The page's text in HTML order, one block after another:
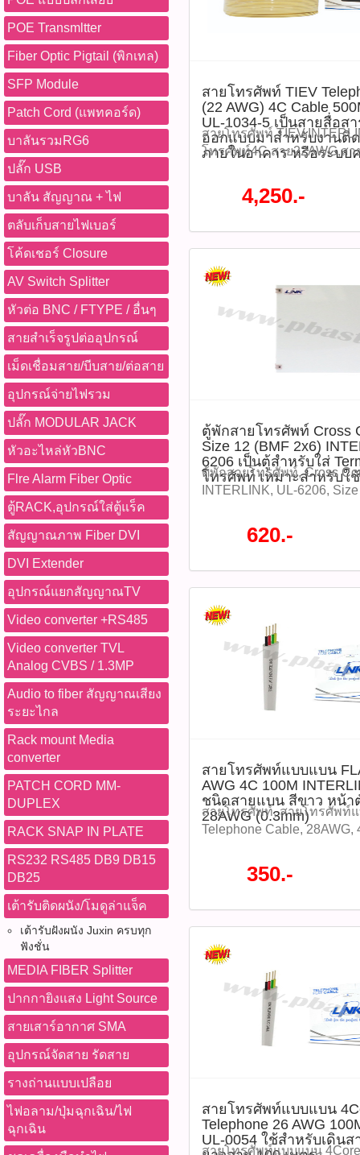
POE Transmltter
Fiber Optic Pigtail (พิกเทล)
SFP Module
Patch Cord (แพทคอร์ด)
บาลันรวมRG6
ปลั๊ก USB
บาลัน สัญญาณ + ไฟ
ตลับเก็บสายไฟเบอร์
โค้ดเชอร์ Closure
AV Switch Splitter
หัวต่อ BNC / FTYPE / อื่นๆ
สายสำเร็จรูปต่ออุปกรณ์
เม็ดเชื่อมสาย/บีบสาย/ต่อสาย
อุปกรณ์จ่ายไฟรวม
ปลั๊ก MODULAR JACK
หัวอะไหล่หัวBNC
Flre Alarm Fiber Optic
ตู้RACK,อุปกรณ์ใส่ตู้แร็ค
สัญญาณภาพ Fiber DVI
DVI Extender
อุปกรณ์แยกสัญญาณTV
Video converter +RS485
Video converter TVL
Analog CVBS / 1.3MP
Audio to fiber สัญญาณเสียง
ระยะไกล
Rack mount Media
converter
PATCH CORD MM-
DUPLEX
RACK SNAP IN PLATE
RS232 RS485 DB9 DB15
DB25
เต้ารับติดผนัง/โมดูล่าแจ็ค
เต้ารับฝังผนัง Juxin ครบทุก
ฟังชั่น
MEDIA FIBER Splitter
ปากกายิงแสง Light Source
สายเสาร์อากาศ SMA
อุปกรณ์จัดสาย รัดสาย
รางถ่านแบบเปลือย
ไฟอลาม/ปุ่มฉุกเฉิน/ไฟ
ฉุกเฉิน
สายโทรศัพท์ TIEV
(22 AWG) 4C Cable
UL-1034-5 เป็นสายสื่อ
ออกแบบมาสำหรับงานติ
ภายในอาคาร หรือระบบ
สายโทรศัพท์
โทรศัพท์4C,สาย22AWG,สา
สัญญาณ,สายภายในอาคาร,
โทรศัพท์ TIEV Telephone
ควบคุมต่าง ๆ ที่ใช้กระแสไ
ยาว 500 เมตร ในรูปแบบ
ตั้งที่สะดวก และประหยัดต้
ใหญ่ INTERLINK
สูงสุด 70% จากปกติ ราคา
ราคา 4,250 บาท รุ่น : UL-
PVC (Polyvinyl Chloride) -
เทา ทนต่อการเสียดสี - ควา
(Reelex Coil) - รองรับแรง
Voltage) - เหมาะสำหรับกา
เชื่อมต่อระบบโทรศัพท์ภาย
แนวตั้งภายในท่อร้อยสาย ห
พื้นที่ปลอดภัยภายในอาคาร
กลางแจ้ง หรือในที่ที่โดนน้
แสงแดดโดยตรง Diagram
ต่อ) ข้อดี ประโยชน์ในการ
ระวัง ข้อดี / ประโยชน์: - ส
อุปกรณ์สื่อสาร - ความยาว
งานติดตั้งในโครงการขนา
ข้อควรระวัง: - ไม่ควรใช้ง
ในพื้นที่ที่มีน้ำหรือความชื้นสู
ที่จะได้รับ - สายโทรศัพท์
(Reelex Coil) TAGS: สาย
โทรศัพท์
โทรศัพท์4C,สาย22AWG,สา
โทรศัพท์500เมตร,สายสื่อส
สัญญาณ,สายภายในอาคาร
ติดตามโปรโมชั่นทั้ง
หมด
ที่นี้ 065-862-4063(sale โ
2686 (sale ตี๋)
4,250.-
ตู้พักสายโทรศัพท์ Cross
Size 12 (BMF 2x6)
6206 เป็นตู้สำหรับใส่
โทรศัพท์ เหมาะสำหรับใ
ตู้พักสายโทรศัพท์, Cross
INTERLINK, UL-6206,
โทรศัพท์, PABX, 120 คู่สาย
Network Cabinet, Steel
Terminal ของระบบโทรศัพ
อาคาร ใช้งานร่วมกับตู้ชุม
ระบบตู้สาขาเพื่อกระจายส
ไปตามจุดหรือชั้น ต่างๆ โด
สายได้ตามที่ใช้งาน
SALE 2026 ลดสูงสุด 70%
ออกแบบมาให้รองรับระบบ
อื่น ๆ -สามารถติดตั้ง BMF
หลังจากติดตั้งตู้แล้ว โดยมีน็
-พื้นที่ภายในตู้กว้างขวาง พ
ภายในตู้สำหรับการจัดการ
UL-6206, Size 12, BMF
สื่อสาร, ตู้เชื่อมสาย, ตู้พักส
PABX, 120 คู่สาย,
Cabinet, Steel Cabinet, ติ
อุปกรณ์โทรคมนาคม ติดต
หมด
2686 (sale ตี๋)
620.-
สายโทรศัพท์แบบแบน
AWG 4C 100M
ชนิดสายแบน สีขาว หน้า
28AWG (0.3mm)
สายโทรศัพท์, สายโทรศัพท์
Telephone Cable, 28AWG,
โทรศัพท์บ้าน, สายโทรศัพท์
โทรศัพท์RJ11, เคเบิลโทร
(0.3mm) INTERLINK
ลดสูงสุด 70% จากปกติ รา
ราคา 350 บาท tags:สายโ
แบบแบน, FLAT Telephone
4แกน, 100เมตร,
โทรศัพท์100m, สายโทรศั
ที่นี้ 065-862-4063(sale โอ๊
987-3656 (saleธิป)
350.-
สายโทรศัพท์แบบแบน
Telephone 26 AWG
UL-0054 ใช้สำหรับเดิน
สายโทรศัพท์แบบแบน 4Core